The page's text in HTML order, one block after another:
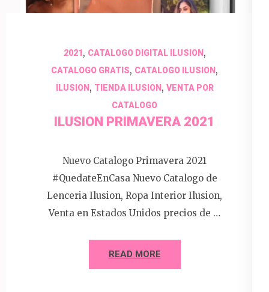
2021, CATALOGO DIGITAL ILUSION,
CATALOGO GRATIS, CATALOGO ILUSION,
ILUSION, TIENDA ILUSION, VENTA POR
CATALOGO
ILUSION PRIMAVERA 2021
Nuevo Catalogo Primavera 2021
#QuedateEnCasa Nuevo Catalogo de
Lenceria Ilusion, Ropa Interior Ilusion,
Venta en Estados Unidos precios de …
READ MORE